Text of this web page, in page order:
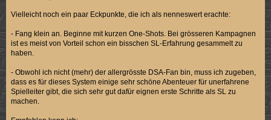
Vielleicht noch ein paar Eckpunkte, die ich als nenneswert erachte:
- Fang klein an. Beginne mit kurzen One-Shots. Bei grösseren Kampagnen
ist es meist von Vorteil schon ein bisschen SL-Erfahrung gesammelt zu
haben.
- Obwohl ich nicht (mehr) der allergrösste DSA-Fan bin, muss ich zugeben,
dass es für dieses System einige sehr schöne Abenteuer für unerfahrene
Spielleiter gibt, die sich sehr gut dafür eignen erste Schritte als SL zu
machen.